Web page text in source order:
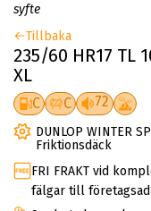
syfte
Tillbaka
235/60 HR17 TL
XL
C C 72
DUNLOP WINTER
Friktionsdäck
FRI FRAKT vid
fälgar till